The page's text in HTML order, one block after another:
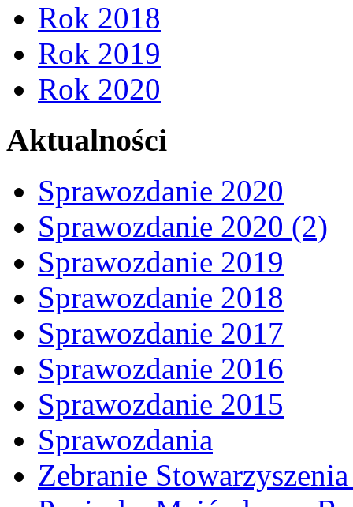
Rok 2018
Rok 2019
Rok 2020
Aktualności
Sprawozdanie 2020
Sprawozdanie 2020 (2)
Sprawozdanie 2019
Sprawozdanie 2018
Sprawozdanie 2017
Sprawozdanie 2016
Sprawozdanie 2015
Sprawozdania
Zebranie